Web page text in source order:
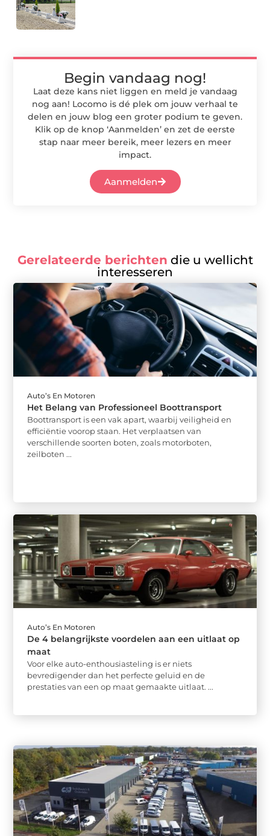
Begin vandaag nog!
Laat deze kans niet liggen en meld je vandaag
nog aan! Locomo is dé plek om jouw verhaal te
delen en jouw blog een groter podium te geven.
Klik op de knop ‘Aanmelden’ en zet de eerste
stap naar meer bereik, meer lezers en meer
impact.
Aanmelden
Gerelateerde berichten die u wellicht
interesseren
Auto’s En Motoren
Het Belang van Professioneel Boottransport
Boottransport is een vak apart, waarbij veiligheid en
efficiëntie voorop staan. Het verplaatsen van
verschillende soorten boten, zoals motorboten,
zeilboten ...
Auto’s En Motoren
De 4 belangrijkste voordelen aan een uitlaat op
maat
Voor elke auto-enthousiasteling is er niets
bevredigender dan het perfecte geluid en de
prestaties van een op maat gemaakte uitlaat. ...